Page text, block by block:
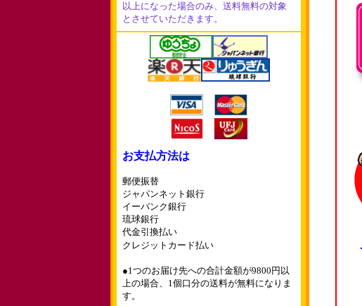
以上になった場合のみ、送料無料の対象
とさせていただきます。
お支払方法は
郵便振替
ジャパンネット銀行
イーバンク銀行
琉球銀行
代金引換払い
クレジットカード払い
●1つのお届け先への合計金額が9800円以
上の場合、1個口分の送料が無料になりま
す。